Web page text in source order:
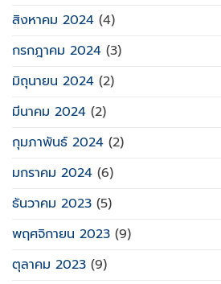
สิงหาคม 2024 (4)
กรกฎาคม 2024 (3)
มิถุนายน 2024 (2)
มีนาคม 2024 (2)
กุมภาพันธ์ 2024 (2)
มกราคม 2024 (6)
ธันวาคม 2023 (5)
พฤศจิกายน 2023 (9)
ตุลาคม 2023 (9)